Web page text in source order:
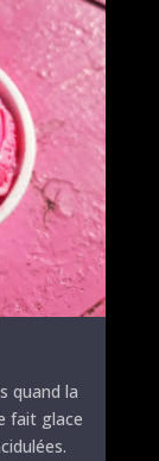
quand la
fait glace